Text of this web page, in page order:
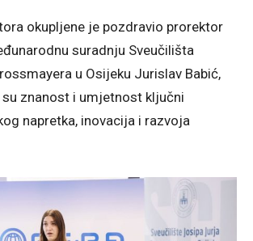
okupljene je pozdravio prorektor
suradnju Sveučilišta
u Osijeku Jurislav Babić,
znanost i umjetnost ključni
napretka, inovacija i razvoja